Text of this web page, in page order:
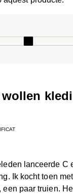
lanceerde C
Ik kocht toen
paar truien.